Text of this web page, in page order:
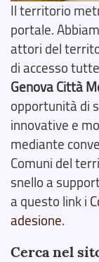
Il territorio
portale.
attori del
di accesso
Genova Città
opportunità di
innovative e
mediante
Comuni del
snello a
a questo link i
adesione.
Cerca nel